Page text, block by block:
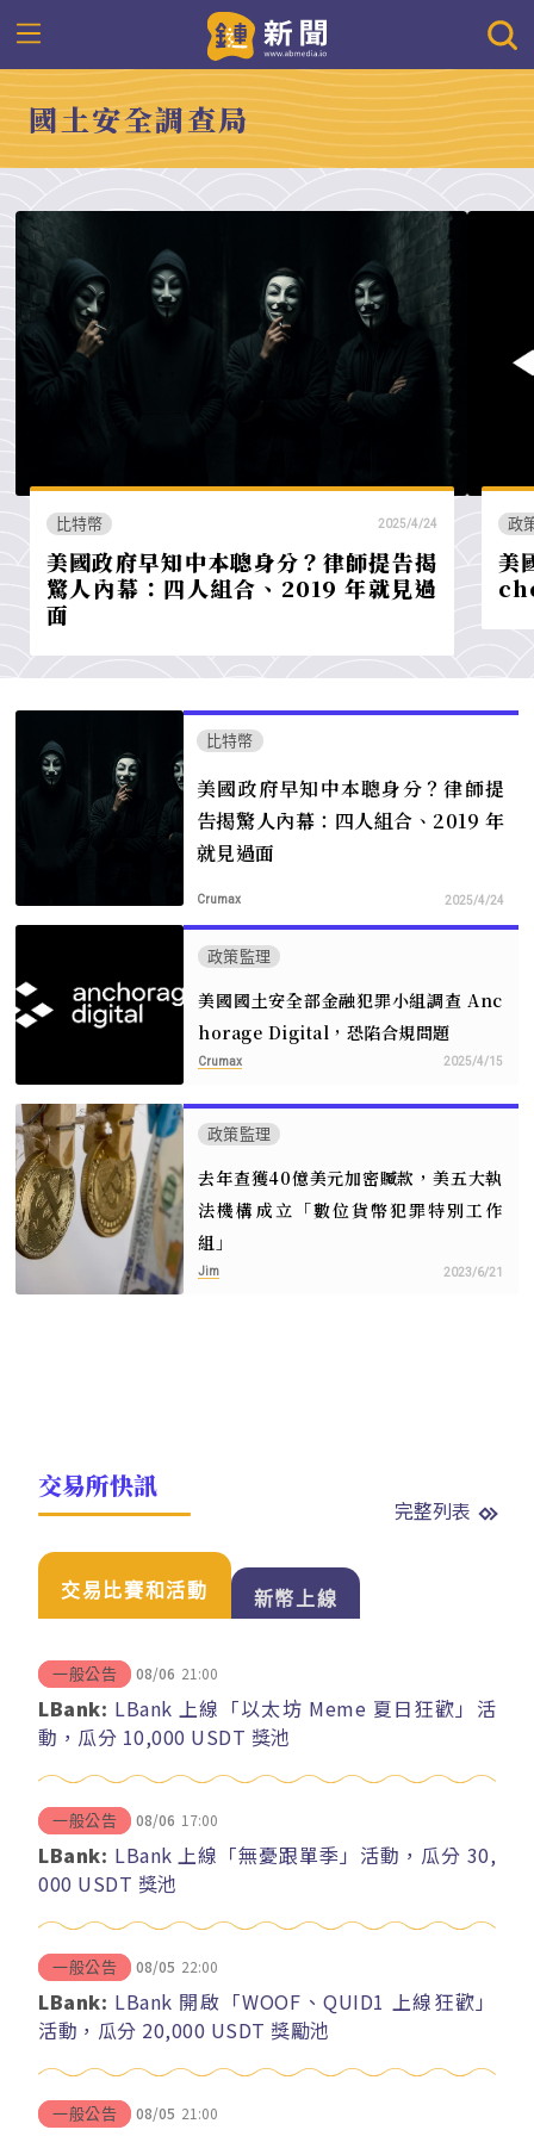
國土安全調查局
比特幣 2025/4/24
美國政府早知中本聰身分？律師提告揭
驚人內幕：四人組合、2019 年就見過
面
政
美
比特幣
美國政府早知中本聰身分？律師提
告揭驚人內幕：四人組合、2019 年
就見過面
Crumax 2025/4/24
政策監理
美國國土安全部金融犯罪小組調查 Anc
horage Digital，恐陷合規問題
Crumax 2025/4/15
政策監理
去年查獲40億美元加密贓款，美五大執
法機構成立「數位貨幣犯罪特別工作
組」
Jim 2023/6/21
交易所快訊
完整列表
交易比賽和活動 新幣上線
一般公告 08/06 21:00
LBank: LBank 上線「以太坊 Meme 夏日狂歡」活
動，瓜分 10,000 USDT 獎池
一般公告 08/06 17:00
LBank: LBank 上線「無憂跟單季」活動，瓜分 30,
000 USDT 獎池
一般公告 08/05 22:00
LBank: LBank 開啟「WOOF、QUID1 上線狂歡」
活動，瓜分 20,000 USDT 獎勵池
一般公告 08/05 21:00